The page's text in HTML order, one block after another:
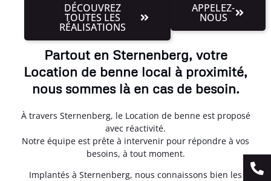
DÉCOUVREZ
TOUTES LES
RÉALISATIONS
APPELEZ-
NOUS
Partout en Sternenberg, votre
Location de benne local à proximité,
nous sommes là en cas de besoin.
À travers Sternenberg, le Location de benne est proposé
avec réactivité.
Notre équipe est prête à intervenir pour répondre à vos
besoins, à tout moment.
Implantés à Sternenberg, nous connaissons bien les